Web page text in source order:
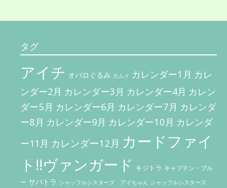
タグ
アイチ オバロぐるみ カムイ カレンダー1月 カレ
ンダー2月 カレンダー3月 カレンダー4月 カレン
ダー5月 カレンダー6月 カレンダー7月 カレンダ
ー8月 カレンダー9月 カレンダー10月 カレンダ
ー11月 カレンダー12月 カードファイ
ト!!ヴァンガード キジトラ キャプテン・ブル
ー サバトラ シャッフルシスターズ アイちゃん シャッフルシスターズ